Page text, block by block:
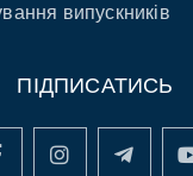
випускників
ПІДПИСАТИСЬ